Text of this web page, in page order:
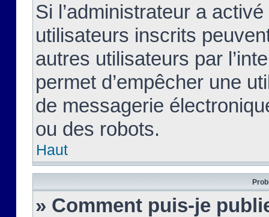
Si l’administrateur a
utilisateurs inscrits
autres utilisateurs par
permet d’empêcher une
de messagerie
ou des robots.
Haut
» Comment puis-je